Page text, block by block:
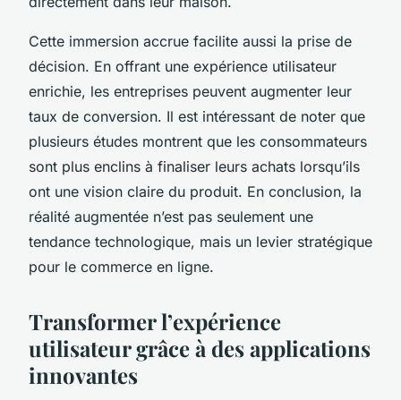
Cette immersion accrue facilite aussi la prise de
décision. En offrant une expérience utilisateur
enrichie, les entreprises peuvent augmenter leur
taux de conversion. Il est intéressant de noter que
plusieurs études montrent que les consommateurs
sont plus enclins à finaliser leurs achats lorsqu’ils
ont une vision claire du produit. En conclusion, la
réalité augmentée n’est pas seulement une
tendance technologique, mais un levier stratégique
pour le commerce en ligne.
Transformer l’expérience
utilisateur grâce à des applications
innovantes